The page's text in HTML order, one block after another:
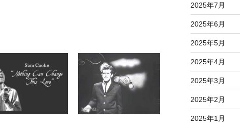
2025年7月
2025年6月
2025年5月
2025年4月
2025年3月
2025年2月
2025年1月